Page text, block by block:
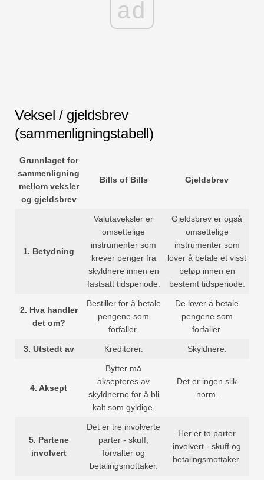
ad
Veksel / gjeldsbrev
(sammenligningstabell)
Grunnlaget for
sammenligning
mellom veksler
og gjeldsbrev
Bills of Bills Gjeldsbrev
1. Betydning
Valutaveksler er
omsettelige
instrumenter som
krever penger fra
skyldnere innen en
fastsatt tidsperiode.
Gjeldsbrev er også
omsettelige
instrumenter som
lover å betale et visst
beløp innen en
bestemt tidsperiode.
2. Hva handler
det om?
Bestiller for å betale
pengene som
forfaller.
De lover å betale
pengene som
forfaller.
3. Utstedt av Kreditorer. Skyldnere.
4. Aksept
Bytter må
aksepteres av
skyldnerne for å bli
kalt som gyldige.
Det er ingen slik
norm.
5. Partene
involvert
Det er tre involverte
parter - skuff,
forvalter og
betalingsmottaker.
Her er to parter
involvert - skuff og
betalingsmottaker.